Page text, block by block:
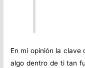
En mi opinión la clave
algo dentro de ti tan